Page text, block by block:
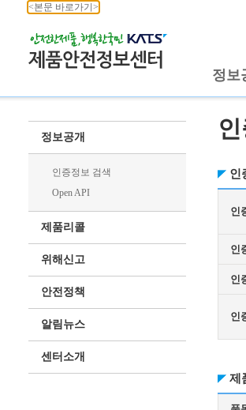
<본문 바로가기>
정보
정보공개
인증정보 검색
Open API
제품리콜
위해신고
안전정책
알림뉴스
센터소개
인
인
인
인
인
제